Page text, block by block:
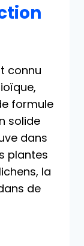
connu
formule
solide
dans
plantes
la
de